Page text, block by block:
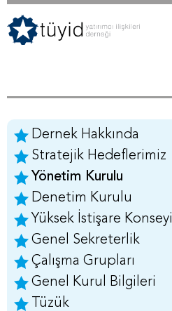
Dernek Hakkında
Stratejik Hedeflerimiz
Yönetim Kurulu
Denetim Kurulu
Yüksek İstişare Konseyi
Genel Sekreterlik
Çalışma Grupları
Genel Kurul Bilgileri
Tüzük